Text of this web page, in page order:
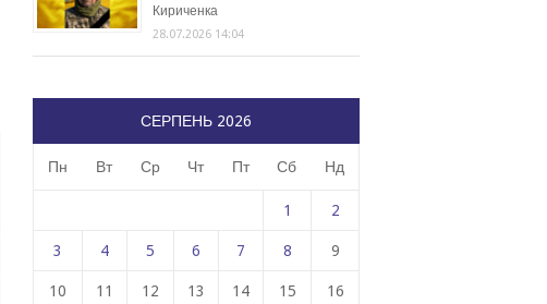
Кириченка
28.07.2026 14:04
СЕРПЕНЬ 2026
Пн Вт Ср Чт Пт Сб Нд
1 2
3 4 5 6 7 8 9
10 11 12 13 14 15 16